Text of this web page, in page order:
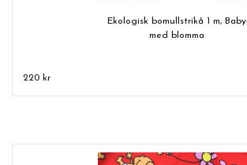
Ekologisk bomullstrikå 1 m, Baby
med blomma
220 kr